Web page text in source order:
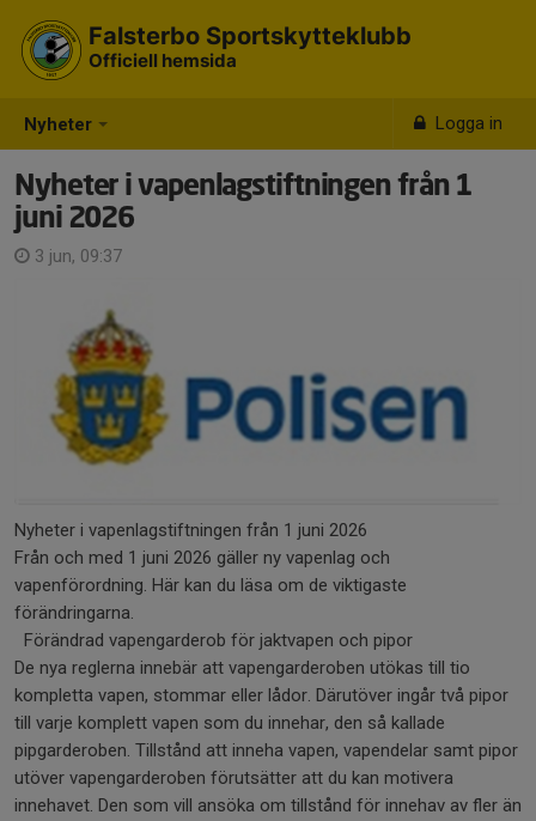
Nyheter Logga in
Falsterbo Sportskytteklubb
Officiell hemsida
Nyheter i vapenlagstiftningen från 1
juni 2026
3 jun, 09:37
Nyheter i vapenlagstiftningen från 1 juni 2026
Från och med 1 juni 2026 gäller ny vapenlag och
vapenförordning. Här kan du läsa om de viktigaste
förändringarna.
Förändrad vapengarderob för jaktvapen och pipor
De nya reglerna innebär att vapengarderoben utökas till tio
kompletta vapen, stommar eller lådor. Därutöver ingår två pipor
till varje komplett vapen som du innehar, den så kallade
pipgarderoben. Tillstånd att inneha vapen, vapendelar samt pipor
utöver vapengarderoben förutsätter att du kan motivera
innehavet. Den som vill ansöka om tillstånd för innehav av fler än